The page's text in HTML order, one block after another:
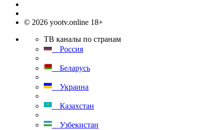
© 2026 yootv.online 18+
ТВ каналы по странам
Россия
Беларусь
Украина
Казахстан
Узбекистан